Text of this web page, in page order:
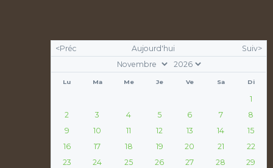
<Préc Aujourd'hui Suiv>
Lu Ma Me Je Ve Sa Di
1
2
3 4 5 6 7
8
9
10 11 12 13 14
15
16
17 18 19 20 21
22
23
24 25 26 27 28
29